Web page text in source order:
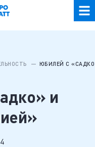
ЮБИЛЕЙ С
и